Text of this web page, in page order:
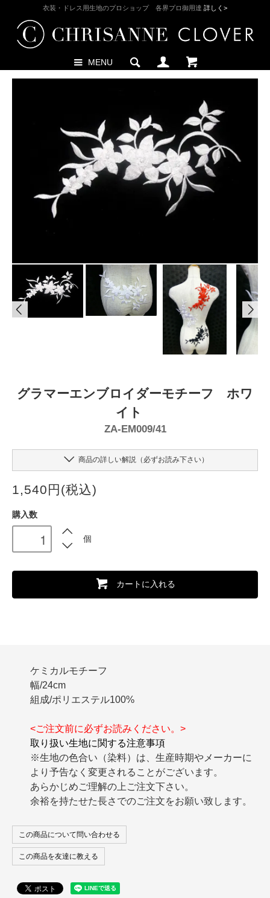
衣装・ドレス用生地のプロショップ 各界プロ御用達 詳しく>
MENU
グラマーエンブロイダーモチーフ ホワ
イト
ZA-EM009/41
商品の詳しい解説（必ずお読み下さい）
1,540円(税込)
購入数
個
カートに入れる
ケミカルモチーフ
幅/24cm
組成/ポリエステル100%
<ご注文前に必ずお読みください。>
取り扱い生地に関する注意事項
※生地の色合い（染料）は、生産時期やメーカーに
より予告なく変更されることがございます。
あらかじめご理解の上ご注文下さい。
余裕を持たせた長さでのご注文をお願い致します。
この商品について問い合わせる
この商品を友達に教える